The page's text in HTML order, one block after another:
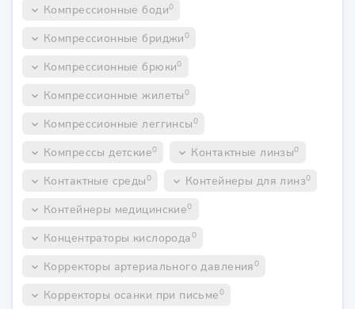
keyboard_arrow_down Компрессионные боди0
keyboard_arrow_down Компрессионные бриджи0
keyboard_arrow_down Компрессионные брюки0
keyboard_arrow_down Компрессионные жилеты0
keyboard_arrow_down Компрессионные леггинсы0
keyboard_arrow_down Компрессы детские0 keyboard_arrow_down Контактные линзы0
keyboard_arrow_down Контактные среды0 keyboard_arrow_down Контейнеры для линз0
keyboard_arrow_down Контейнеры медицинские0
keyboard_arrow_down Концентраторы кислорода0
keyboard_arrow_down Корректоры артериального давления0
keyboard_arrow_down Корректоры осанки при письме0